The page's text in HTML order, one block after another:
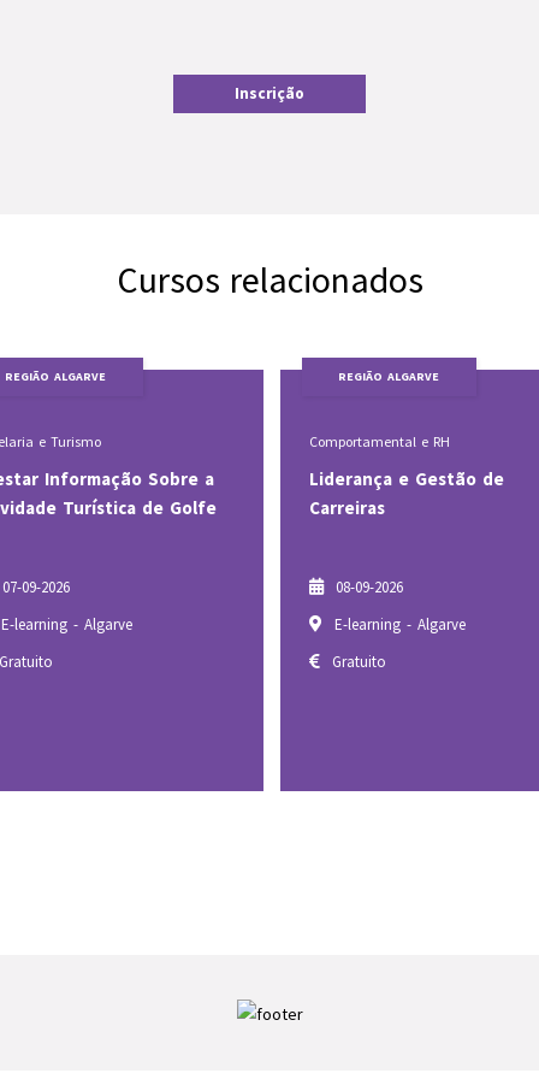
Inscrição
Cursos relacionados
REGIÃO ALGARVE
Comportamental e RH
Liderança e Gestão de
Carreiras
08-09-2026
E-learning - Algarve
Gratuito
REGIÃO ALGARVE
Hotelaria e Turismo
Aconselhar Vinhos e
o Cliente na Escolha
08-09-2026
Dual Portimão (presencial)
Gratuito